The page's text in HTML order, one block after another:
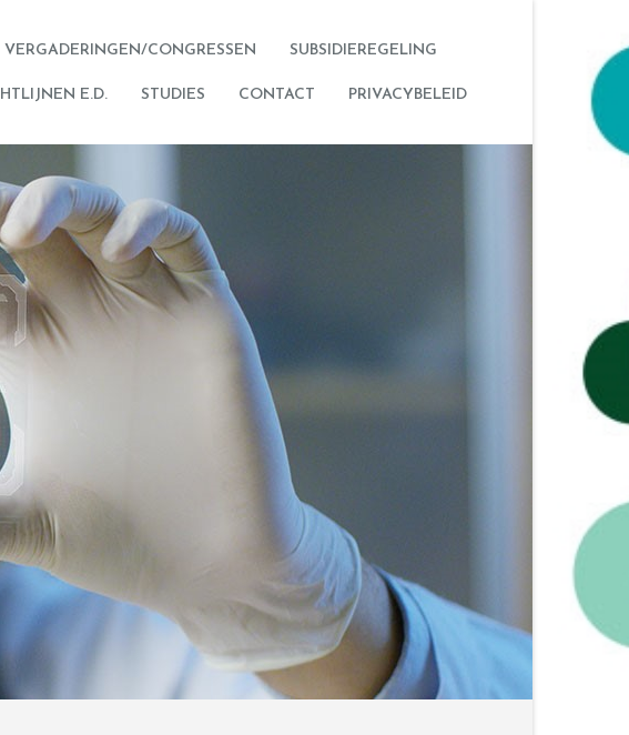
VERGADERINGEN/CONGRESSEN SUBSIDIEREGELING
E.D. STUDIES CONTACT PRIVACYBELEID